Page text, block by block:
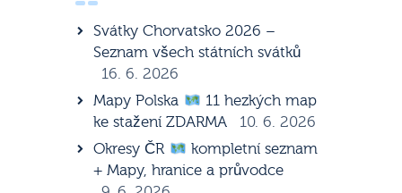
Svátky Chorvatsko 2026 –
Seznam všech státních svátků
16. 6. 2026
Mapy Polska
11 hezkých map
ke stažení ZDARMA
10. 6. 2026
Okresy ČR
kompletní seznam
+ Mapy, hranice a průvodce